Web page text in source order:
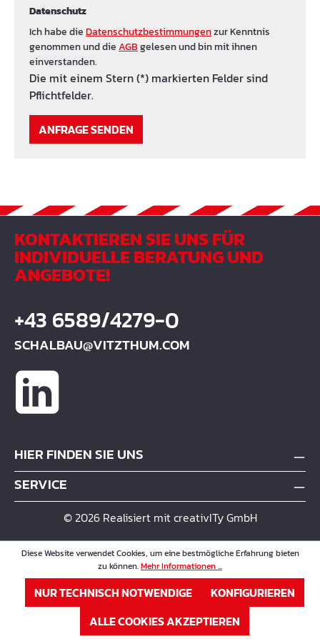
Datenschutz
Ich habe dieDatenschutzbestimmungenzur Kenntnis
genommen und dieAGBgelesen und bin mit ihnen
einverstanden.
Die mit einem Stern (*) markierten Felder sind
Pflichtfelder.
ANFRAGE SENDEN
KONTAKTIEREN SIE UNS FÜR
INDIVIDUELLE BERATUNG UND
ANGEBOTE!
+43 6589/4279-0
SCHALBAU@VITZTHUM.COM
HIER FINDEN SIE UNS
SERVICE
© 2026 Realisiert mit creativITy GmbH
Diese Website verwendet Cookies, um eine bestmögliche Erfahrung bieten
zu können.Mehr Informationen ...
NUR TECHNISCH NOTWENDIGE
KONFIGURIEREN
ALLE COOKIES AKZEPTIEREN